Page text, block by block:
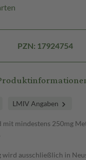
PZN: 17924754
LMIV Angaben
mit mindestens 250mg
ausschließlich in